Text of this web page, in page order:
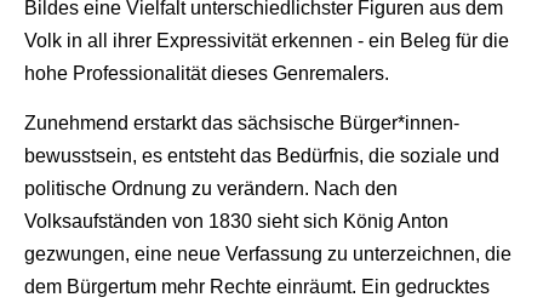
Bildes eine Vielfalt unterschiedlichster Figuren aus dem
Volk in all ihrer Expressivität erkennen - ein Beleg für die
hohe Professionalität dieses Genremalers.
Zunehmend erstarkt das sächsische Bürger*innen-
bewusstsein, es entsteht das Bedürfnis, die soziale und
politische Ordnung zu verändern. Nach den
Volksaufständen von 1830 sieht sich König Anton
gezwungen, eine neue Verfassung zu unterzeichnen, die
dem Bürgertum mehr Rechte einräumt. Ein gedrucktes